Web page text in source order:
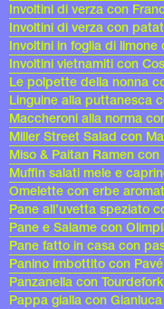
Involtini di verza con
Involtini di verza con
Involtini in foglia di
Involtini vietnamiti con
Le polpette della nonna
Linguine alla puttanesca
Maccheroni alla norma
Miller Street Salad con
Miso & Paitan Ramen
Muffin salati mele e
Omelette con erbe
Pane all’uvetta speziato
Pane e Salame con
Pane fatto in casa con
Panino imbottito con Pavé
Panzanella con Tourdefork
Pappa gialla con